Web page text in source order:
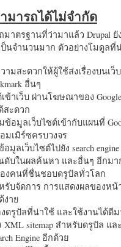
มารถได้ไม่จำกัด
าตรฐานที่ว่ามาแล้ว Drupal ยั
นจำนวนมาก ตัวอย่างโมดูลที่
ามสะดวกให้ผู้ใช้ส่งเรื่องบนเว็
อื่นๆ
ข้าเว็บ ผ่านโฆษณาของ Google
สะดวก
ข้อมูลเว็บไซต์เข้ากับแผนที่
มเมิร์ซครบวงจร
อมูลเว็บไซต์ไปยัง search
ดับในผลค้นหา และอื่นๆ อีกมา
งคนที่ชื่นชอบดรูปัลทั่วโลก
รับจัดการ การแสดงผลของหน้
ง่าย
ดรูปัลที่น่าใช้ และใช้งานได้ดีม
XML sitemap สำหรับดรูปัล แล
Engine อีกด้วย